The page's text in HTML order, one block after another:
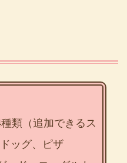
類（追加できるス
ッグ、ピザ